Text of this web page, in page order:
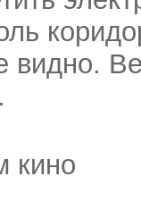
видно.